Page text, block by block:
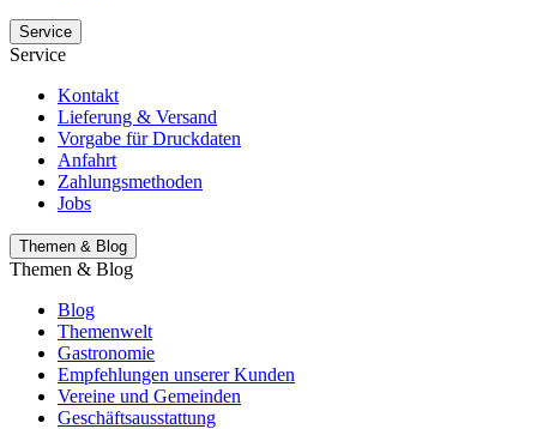
Service
Service
Kontakt
Lieferung & Versand
Vorgabe für Druckdaten
Anfahrt
Zahlungsmethoden
Jobs
Themen & Blog
Themen & Blog
Blog
Themenwelt
Gastronomie
Empfehlungen unserer Kunden
Vereine und Gemeinden
Geschäftsausstattung